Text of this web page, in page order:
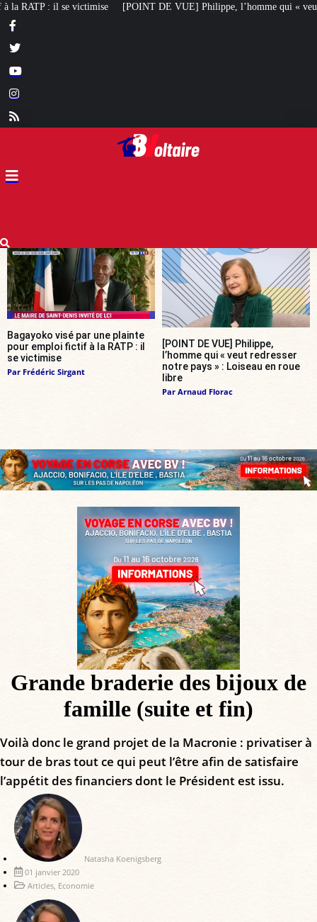
DE VUE] Philippe, l’homme qui « veut redresser notre pays » : Loiseau en
Bagayoko visé par une plainte
pour emploi fictif à la RATP : il
se victimise
Par Frédéric Sirgant
[POINT DE VUE] Philippe,
l’homme qui « veut redresser
notre pays » : Loiseau en roue
libre
Par Arnaud Florac
Grande braderie des bijoux de
famille (suite et fin)
Voilà donc le grand projet de la Macronie : privatiser à
tour de bras tout ce qui peut l’être afin de satisfaire
l’appétit des financiers dont le Président est issu.
Natasha Koenigsberg
01 janvier 2020
Articles, Economie